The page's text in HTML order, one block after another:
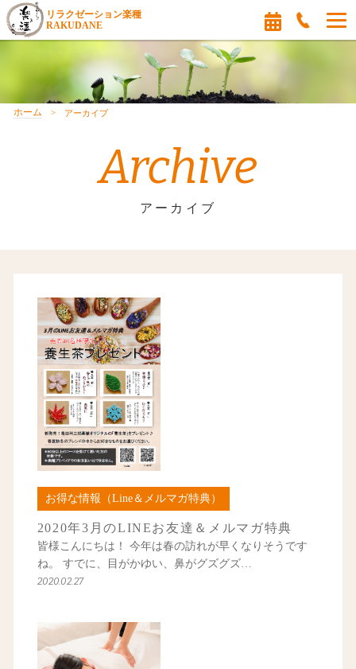
リラクゼーション楽種
RAKUDANE
ホーム アーカイブ
Archive
アーカイブ
お得な情報（Line＆メルマガ特典）
2020年3月のLINEお友達＆メルマガ特典
皆様こんにちは！ 今年は春の訪れが早くなりそうです
ね。 すでに、目がかゆい、鼻がグズグズ…
2020.02.27